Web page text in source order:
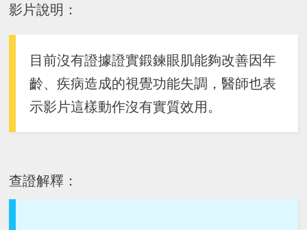
影片說明：
目前沒有證據證實鍛鍊眼肌能夠改善因年
齡、疾病造成的視覺功能失調，醫師也表
示影片這樣動作沒有實質效用。
查證解釋：